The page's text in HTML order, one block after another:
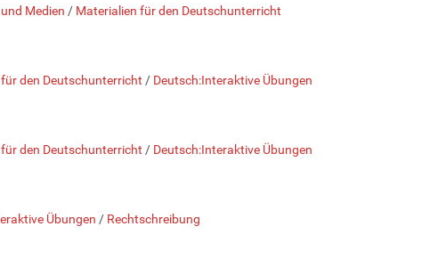
Medien / Materialien für den Deutschunterricht
den Deutschunterricht / Deutsch:Interaktive Übungen
den Deutschunterricht / Deutsch:Interaktive Übungen
Übungen / Rechtschreibung